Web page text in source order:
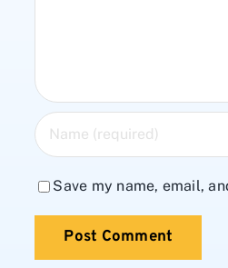
Save my name, email,